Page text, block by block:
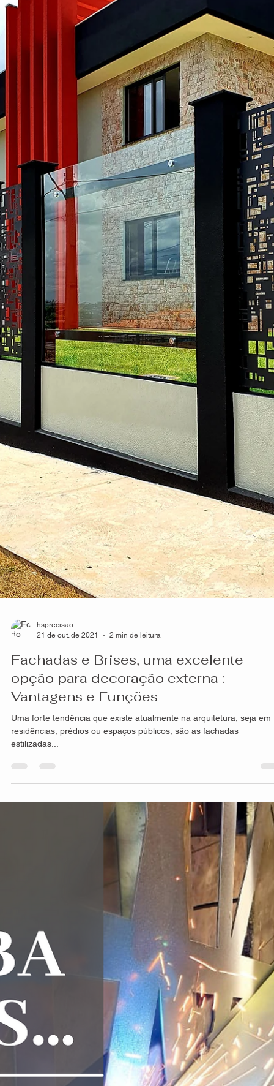
hsprecisao
10 de nov. de 2021
2 min de leitura
HS ENTREVISTA - ALF
A HS Metal Design convida nossos clientes a presenciarem a
mais completa amostra de arquitetura, design de interiores e...